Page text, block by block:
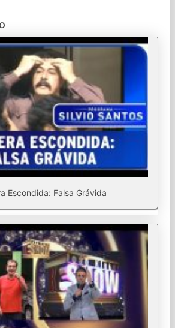
Escondida: Falsa Grávida